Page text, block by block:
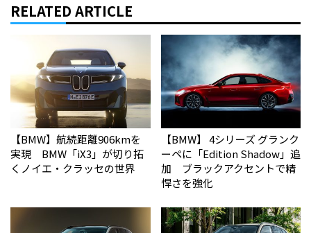
RELATED ARTICLE
【BMW】航続距離906kmを
実現 BMW「iX3」が切り拓
くノイエ・クラッセの世界
【BMW】 4シリーズ グランク
ーペに「Edition Shadow」追
加 ブラックアクセントで精
悍さを強化